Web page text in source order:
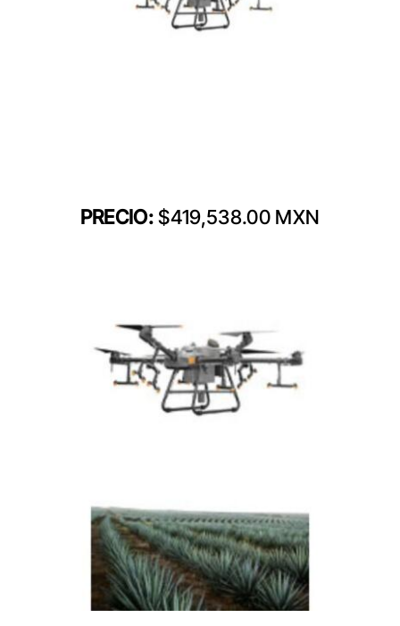
PRECIO:$419,538.00 MXN